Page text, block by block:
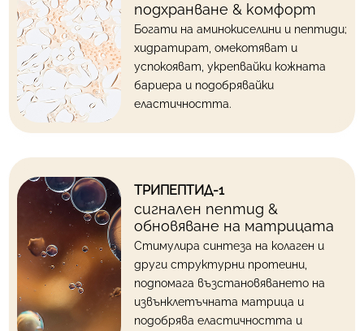
подхранване & комфорт
Богати на аминокиселини и пептиди;
хидратират, омекотяват и
успокояват, укрепвайки кожната
бариера и подобрявайки
еластичността.
ТРИПЕПТИД-1
сигнален пептид &
обновяване на матрицата
Стимулира синтеза на колаген и
други структурни протеини,
подпомага възстановяването на
извънклетъчната матрица и
подобрява еластичността и